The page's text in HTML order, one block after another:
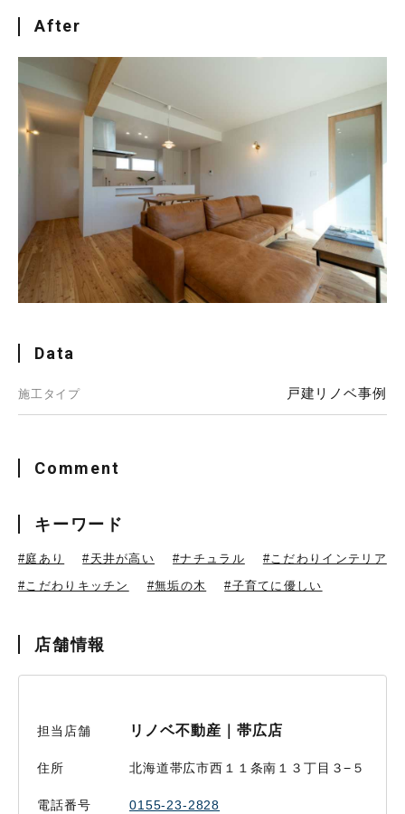
After
Data
施工タイプ 戸建リノベ事例
Comment
キーワード
#庭あり #天井が高い #ナチュラル
#こだわりインテリア
#こだわりキッチン
#無垢の木 #子育てに優しい
店舗情報
担当店舗 リノベ不動産｜帯広店
住所 北海道帯広市西１１条南１３丁目３−５
電話番号 0155-23-2828